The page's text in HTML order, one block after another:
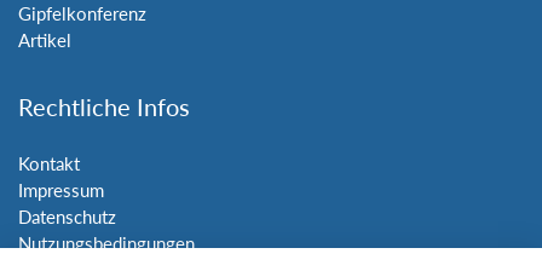
Gipfelkonferenz
Artikel
Rechtliche Infos
Kontakt
Impressum
Datenschutz
Nutzungsbedingungen